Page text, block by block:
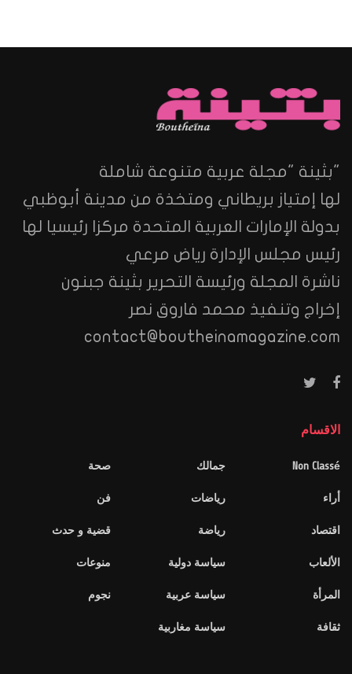
"بثينة "مجلة عربية متنوعة شاملة
لها إمتياز بريطاني ومتخذة من مدينة أبوظبي
بدولة الإمارات العربية المتحدة مركزا رئيسيا لها
رئيس مجلس الإدارة رياض مرعي
ناشرة المجلة ورئيسة التحرير بثينة جبنون
إخراج وتنفيذ محمد فاروق نصر
contact@boutheinamagazine.com
الاقسام
Non Classé
أراء
اقتصاد
الألعاب
المرأة
ثقافة
جمالك
رياضات
رياضة
سياسة دولية
سياسة عربية
سياسة مغاربية
صحة
فن
قضية و حدث
منوعات
نجوم